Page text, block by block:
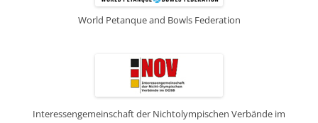
World Petanque and Bowls Federation
Interessengemeinschaft der Nichtolympischen Verbände im